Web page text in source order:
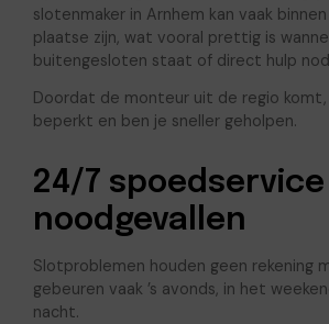
slotenmaker in Arnhem kan vaak
plaatse zijn, wat vooral prettig is
buitengesloten staat of direct hulp
Doordat de monteur uit de regio
beperkt en ben je sneller geholpen.
24/7 spoedservice
noodgevallen
Slotproblemen houden geen rekening
gebeuren vaak ’s avonds, in het
nacht.